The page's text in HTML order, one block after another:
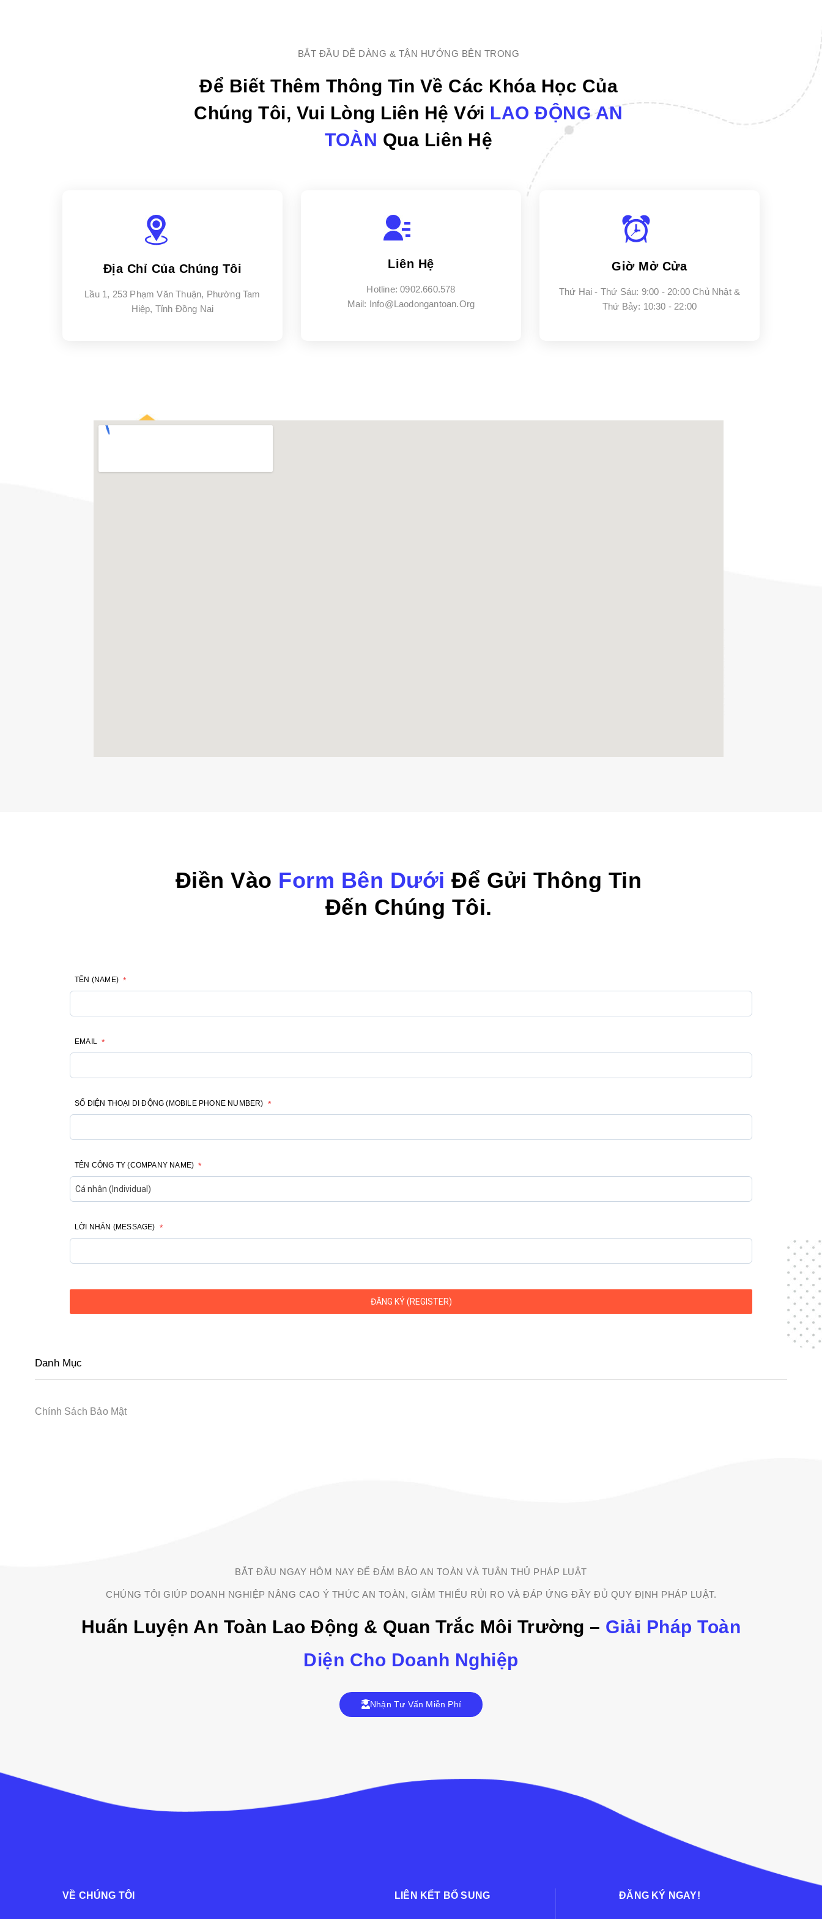
BẮT ĐẦU DỄ DÀNG & TẬN HƯỞNG BÊN TRONG
Để Biết Thêm Thông Tin Về Các Khóa Học Của
Chúng Tôi, Vui Lòng Liên Hệ Với LAO ĐỘNG AN
TOÀN Qua Liên Hệ
Địa Chỉ Của Chúng Tôi
Lầu 1, 253 Phạm Văn Thuận, Phường Tam
Hiệp, Tỉnh Đồng Nai
Liên Hệ
Hotline: 0902.660.578
Mail: Info@laodongantoan.org
Giờ Mở Cửa
Thứ Hai - Thứ Sáu: 9:00 - 20:00 Chủ Nhật &
Thứ Bảy: 10:30 - 22:00
Điền Vào Form Bên Dưới Để Gửi Thông Tin
Đến Chúng Tôi.
TÊN (NAME) *
EMAIL *
SỐ ĐIỆN THOẠI DI ĐỘNG (MOBILE PHONE NUMBER) *
TÊN CÔNG TY (COMPANY NAME) *
LỜI NHẮN (MESSAGE) *
Danh Mục
Chính Sách Bảo Mật
BẮT ĐẦU NGAY HÔM NAY ĐỂ ĐẢM BẢO AN TOÀN VÀ TUÂN THỦ PHÁP LUẬT
CHÚNG TÔI GIÚP DOANH NGHIỆP NÂNG CAO Ý THỨC AN TOÀN, GIẢM THIỂU RỦI RO VÀ ĐÁP ỨNG ĐẦY ĐỦ QUY ĐỊNH PHÁP LUẬT.
Huấn Luyện An Toàn Lao Động & Quan Trắc Môi Trường – Giải Pháp Toàn
Diện Cho Doanh Nghiệp
Nhận Tư Vấn Miễn Phí
VỀ CHÚNG TÔI LIÊN KẾT BỔ SUNG ĐĂNG KÝ NGAY!